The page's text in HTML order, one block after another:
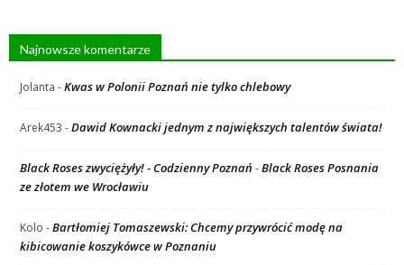
Najnowsze komentarze
Jolanta -Kwas w Polonii Poznań nie tylko chlebowy
Arek453 -Dawid Kownacki jednym z największych talentów świata!
Black Roses zwyciężyły! - Codzienny Poznań -Black Roses Posnania
ze złotem we Wrocławiu
Kolo -Bartłomiej Tomaszewski: Chcemy przywrócić modę na
kibicowanie koszykówce w Poznaniu